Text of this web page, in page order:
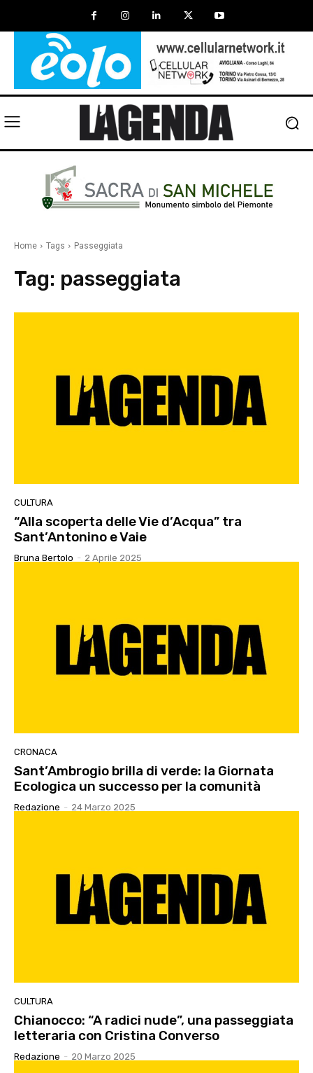
Home Tags Passeggiata
Tag: passeggiata
CULTURA
“Alla scoperta delle Vie d’Acqua” tra
Sant’Antonino e Vaie
Bruna Bertolo - 2 Aprile 2025
CRONACA
Sant’Ambrogio brilla di verde: la Giornata
Ecologica un successo per la comunità
Redazione - 24 Marzo 2025
CULTURA
Chianocco: “A radici nude”, una passeggiata
letteraria con Cristina Converso
Redazione - 20 Marzo 2025